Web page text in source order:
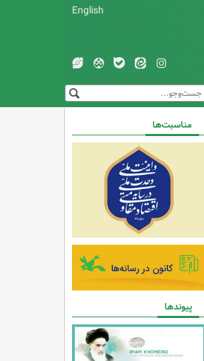
English
مناسبت‌ها
پیوندها